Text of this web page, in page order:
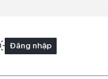
Đăng nhập